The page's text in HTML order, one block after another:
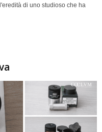
di uno studioso che ha